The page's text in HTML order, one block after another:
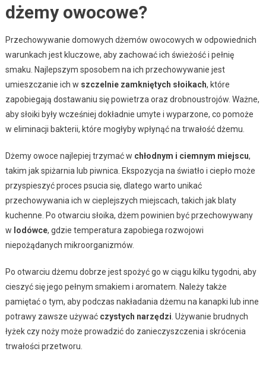
dżemy owocowe?
Przechowywanie domowych dżemów owocowych w odpowiednich
warunkach jest kluczowe, aby zachować ich świeżość i pełnię
smaku. Najlepszym sposobem na ich przechowywanie jest
umieszczanie ich w szczelnie zamkniętych słoikach, które
zapobiegają dostawaniu się powietrza oraz drobnoustrojów. Ważne,
aby słoiki były wcześniej dokładnie umyte i wyparzone, co pomoże
w eliminacji bakterii, które mogłyby wpłynąć na trwałość dżemu.
Dżemy owoce najlepiej trzymać w chłodnym i ciemnym miejscu,
takim jak spiżarnia lub piwnica. Ekspozycja na światło i ciepło może
przyspieszyć proces psucia się, dlatego warto unikać
przechowywania ich w cieplejszych miejscach, takich jak blaty
kuchenne. Po otwarciu słoika, dżem powinien być przechowywany
w lodówce, gdzie temperatura zapobiega rozwojowi
niepożądanych mikroorganizmów.
Po otwarciu dżemu dobrze jest spożyć go w ciągu kilku tygodni, aby
cieszyć się jego pełnym smakiem i aromatem. Należy także
pamiętać o tym, aby podczas nakładania dżemu na kanapki lub inne
potrawy zawsze używać czystych narzędzi . Używanie brudnych
łyżek czy noży może prowadzić do zanieczyszczenia i skrócenia
trwałości przetworu.